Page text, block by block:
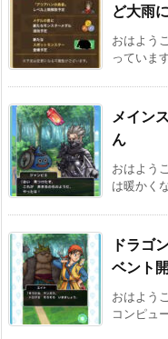
ど大雨
おはよう
っていま
メイン
ん
おはよう
は暖かく
ドラゴ
ベント
おはよう
コンピュ